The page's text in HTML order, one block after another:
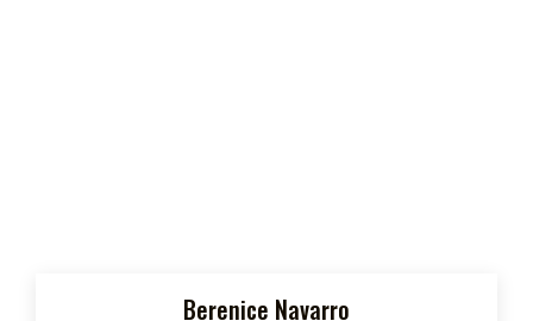
Berenice Navarro